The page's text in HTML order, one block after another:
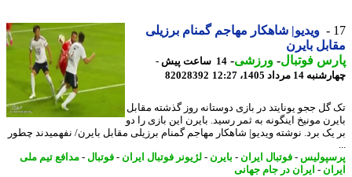
ویدیو| شاهکار مهاجم گمنام برزیلی
بایرن
فوتبال-ورزشی-
14 ساعت پیش -
مرداد 1405، 12:27
82028392
ججو یونایتد در بازی دوستانه روز گذشته مقابل
مونیخ اینگونه به ثمر رسید. بایرن این بازی را دو
برد. نوشته ویدیو| شاهکار مهاجم گمنام برزیلی مقابل بایرن/ نفهمیدند چطور
-فوتبال ایران - بایرن- لژیونر فوتبال ایران - فوتبال-مدافع تیم ملی
- ایران در جام جهانی